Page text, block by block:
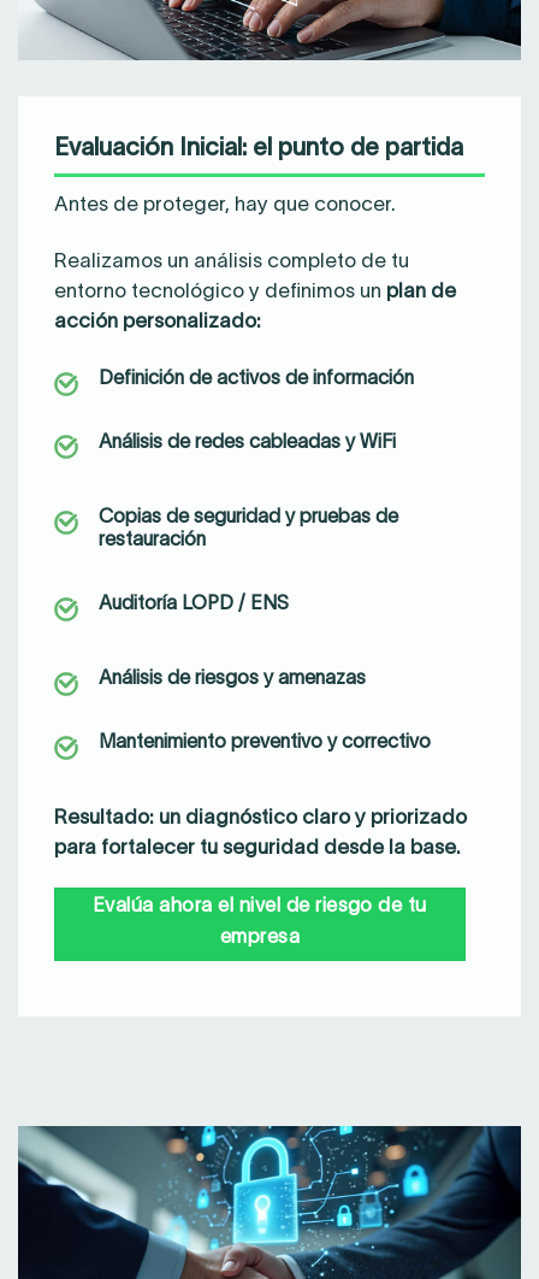
Evaluación Inicial: el punto de partida
Antes de proteger, hay que conocer.
Realizamos un análisis completo de tu
entorno tecnológico y definimos un plan de
acción personalizado:
Definición de activos de información
Análisis de redes cableadas y WiFi
Copias de seguridad y pruebas de
restauración
Auditoría LOPD / ENS
Análisis de riesgos y amenazas
Mantenimiento preventivo y correctivo
Resultado: un diagnóstico claro y priorizado
para fortalecer tu seguridad desde la base.
Evalúa ahora el nivel de riesgo de tu
empresa